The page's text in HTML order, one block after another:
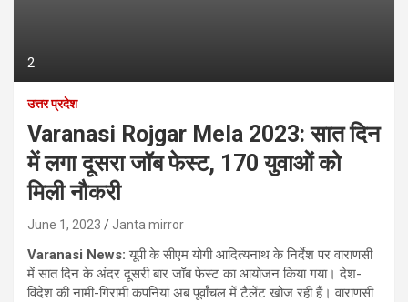
2
उत्तर प्रदेश
Varanasi Rojgar Mela 2023: सात दिन
में लगा दूसरा जॉब फेस्ट, 170 युवाओं को
मिली नौकरी
June 1, 2023 Janta mirror
Varanasi News: यूपी के सीएम योगी आदित्यनाथ के निर्देश पर वाराणसी
में सात दिन के अंदर दूसरी बार जॉब फेस्ट का आयोजन किया गया। देश-
विदेश की नामी-गिरामी कंपनियां अब पूर्वांचल में टैलेंट खोज रही हैं। वाराणसी